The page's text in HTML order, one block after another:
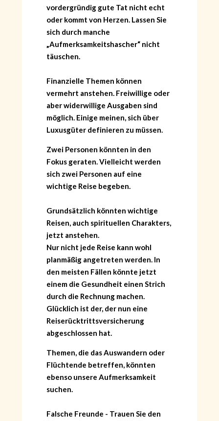
vordergründig gute Tat nicht echt
oder kommt von Herzen. Lassen Sie
sich durch manche
„Aufmerksamkeitshascher“ nicht
täuschen.
Finanzielle Themen können
vermehrt anstehen. Freiwillige oder
aber widerwillige Ausgaben sind
möglich. Einige meinen, sich über
Luxusgüter definieren zu müssen.
Zwei Personen könnten in den
Fokus geraten. Vielleicht werden
sich zwei Personen auf eine
wichtige Reise begeben.
Grundsätzlich könnten wichtige
Reisen, auch spirituellen Charakters,
jetzt anstehen.
Nur nicht jede Reise kann wohl
planmäßig angetreten werden. In
den meisten Fällen könnte jetzt
einem die Gesundheit einen Strich
durch die Rechnung machen.
Glücklich ist der, der nun eine
Reiserücktrittsversicherung
abgeschlossen hat.
Themen, die das Auswandern oder
Flüchtende betreffen, könnten
ebenso unsere Aufmerksamkeit
suchen.
Falsche Freunde - Trauen Sie den